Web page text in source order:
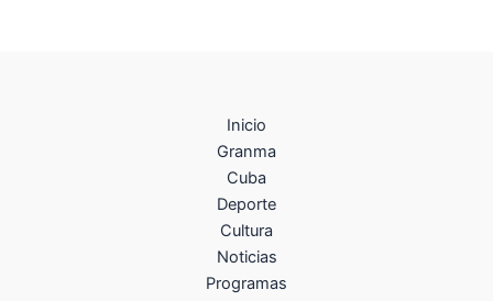
Inicio
Granma
Cuba
Deporte
Cultura
Noticias
Programas